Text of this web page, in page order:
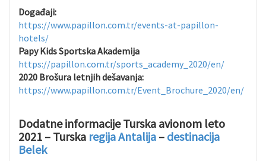
Događaji:
https://www.papillon.com.tr/events-at-papillon-
hotels/
Papy Kids Sportska Akademija
https://papillon.com.tr/sports_academy_2020/en/
2020 Brošura letnjih dešavanja:
https://www.papillon.com.tr/Event_Brochure_2020/en/
Dodatne informacije Turska avionom leto
2021 – Turska regija Antalija – destinacija
Belek